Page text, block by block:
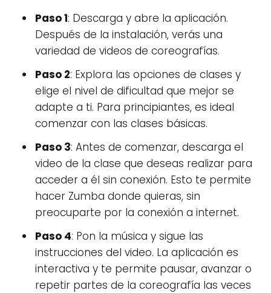
Paso 1: Descarga y abre la aplicación.
Después de la instalación, verás una
variedad de videos de coreografías.
Paso 2: Explora las opciones de clases y
elige el nivel de dificultad que mejor se
adapte a ti. Para principiantes, es ideal
comenzar con las clases básicas.
Paso 3: Antes de comenzar, descarga el
video de la clase que deseas realizar para
acceder a él sin conexión. Esto te permite
hacer Zumba donde quieras, sin
preocuparte por la conexión a internet.
Paso 4: Pon la música y sigue las
instrucciones del video. La aplicación es
interactiva y te permite pausar, avanzar o
repetir partes de la coreografía las veces